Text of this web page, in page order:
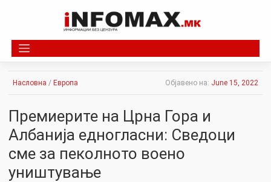
Насловна / Европа Објавено на: June 15, 2022
Премиерите на Црна Гора и
Албанија едногласни: Сведоци
сме за пеколното воено
уништување